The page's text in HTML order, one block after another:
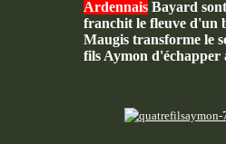
Ardennais Bayard
franchit le fleuve d'un
Maugis transforme le
fils Aymon d'échapper